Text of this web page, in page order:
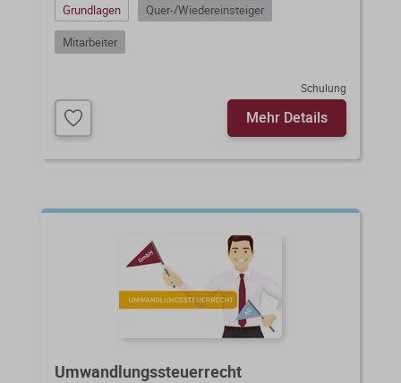
Grundlagen
Quer-/Wiedereinsteiger
Mitarbeiter
Schulung
Mehr Details
Umwandlungssteuerrecht